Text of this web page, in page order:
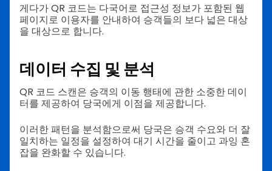
게다가 QR 코드는 다국어로 접근성 정보가 포함된 웹
페이지로 이용자를 안내하여 승객들의 보다 넓은 대상
을 대상으로 합니다.
데이터 수집 및 분석
QR 코드 스캔은 승객의 이동 행태에 관한 소중한 데이
터를 제공하여 당국에게 이점을 제공합니다.
이러한 패턴을 분석함으로써 당국은 승객 수요와 더 잘
일치하는 일정을 설정하여 대기 시간을 줄이고 과잉 혼
잡을 완화할 수 있습니다.